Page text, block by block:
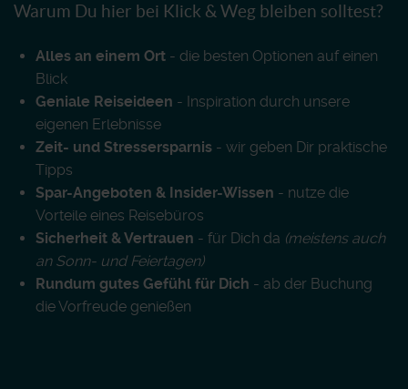
Warum Du hier bei Klick & Weg bleiben solltest?
Alles an einem Ort - die besten Optionen auf einen
Blick
Geniale Reiseideen - Inspiration durch unsere
eigenen Erlebnisse
Zeit- und Stressersparnis - wir geben Dir praktische
Tipps
Spar-Angeboten & Insider-Wissen - nutze die
Vorteile eines Reisebüros
Sicherheit & Vertrauen - für Dich da (meistens auch
an Sonn- und Feiertagen)
Rundum gutes Gefühl für Dich - ab der Buchung
die Vorfreude genießen